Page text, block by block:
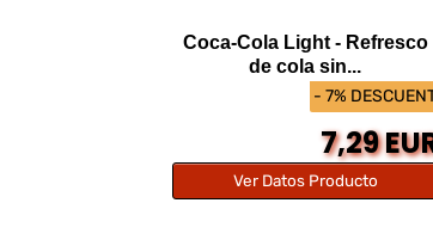
- 7%
Coca-Cola Light - Refresco
de cola sin...
7,29
Ver Datos Producto